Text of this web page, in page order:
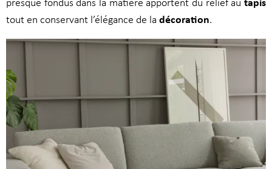
tout en conservant l’élégance de la décoration.